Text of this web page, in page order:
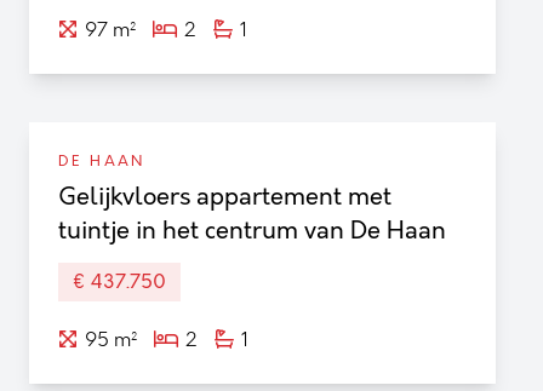
97 m² 2 1
DE HAAN
Gelijkvloers appartement met
tuintje in het centrum van De Haan
€ 437.750
95 m² 2 1